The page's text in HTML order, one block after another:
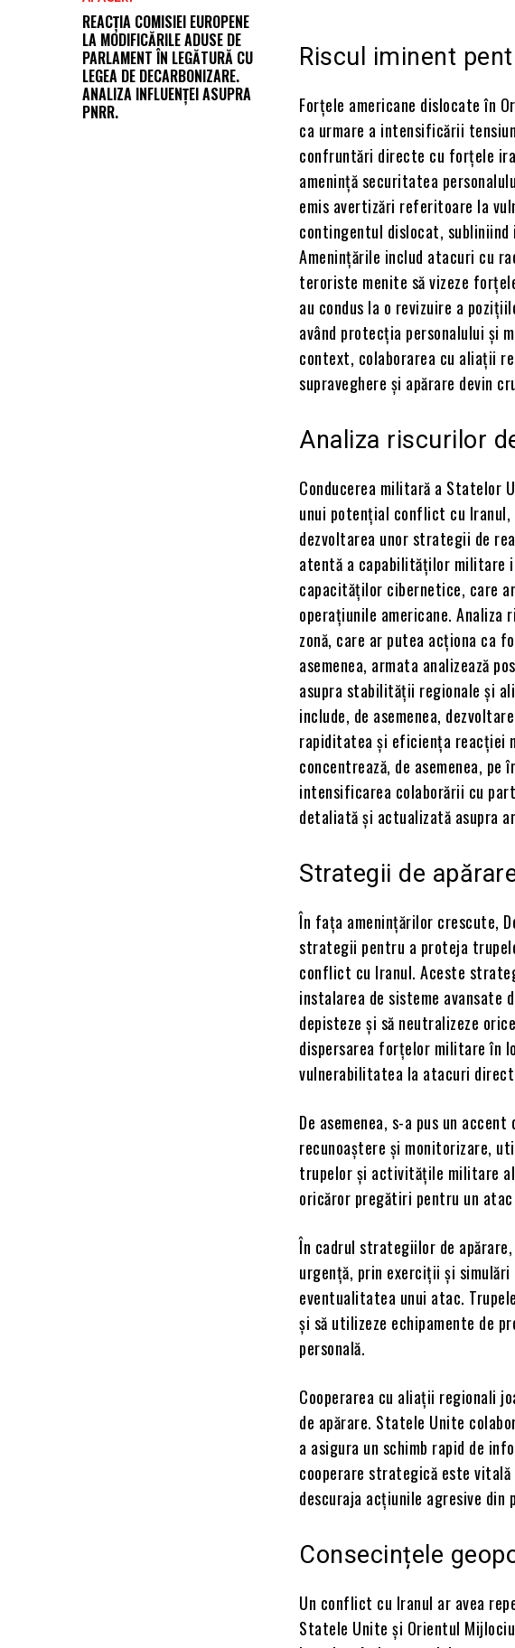
REACȚIA COMISIEI EUROPENE
LA MODIFICĂRILE ADUSE DE
PARLAMENT ÎN LEGĂTURĂ CU
LEGEA DE DECARBONIZARE.
ANALIZA INFLUENȚEI ASUPRA
PNRR.
Riscul iminent
Forțele americane dislocate în
ca urmare a intensificării
confruntări directe cu forțele
amenință securitatea
emis avertizări referitoare la
contingentul dislocat,
Amenințările includ atacuri cu
teroriste menite să vizeze
au condus la o revizuire a
având protecția personalului și
context, colaborarea cu aliații
supraveghere și apărare devin
Analiza riscurilor
Conducerea militară a Statelor
unui potențial conflict cu Iranul,
dezvoltarea unor strategii de
atentă a capabilităților militare
capacităților cibernetice, care
operațiunile americane.
zonă, care ar putea acționa ca
asemenea, armata analizează
asupra stabilității regionale și
include, de asemenea,
rapiditatea și eficiența reacției
concentrează, de asemenea,
intensificarea colaborării cu
detaliată și actualizată asupra
Strategii de
În fața amenințărilor crescute,
strategii pentru a proteja
conflict cu Iranul. Aceste
instalarea de sisteme avansate
depisteze și să neutralizeze
dispersarea forțelor militare în
vulnerabilitatea la atacuri
De asemenea, s-a pus un
recunoaștere și monitorizare,
trupelor și activitățile militare
oricăror pregătiri pentru un
În cadrul strategiilor de
urgență, prin exerciții și
eventualitatea unui atac.
și să utilizeze echipamente de
personală.
Cooperarea cu aliații regionali
de apărare. Statele Unite
a asigura un schimb rapid de
cooperare strategică este
descuraja acțiunile agresive din
Consecințele
Un conflict cu Iranul ar avea
Statele Unite și Orientul